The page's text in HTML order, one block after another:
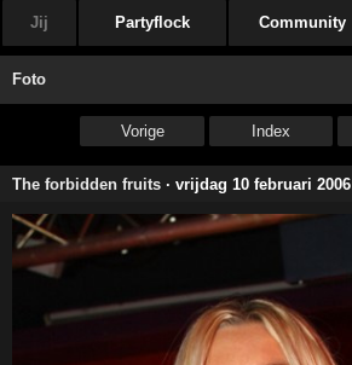
Jij Partyflock Community
Foto
Vorige Index
The forbidden fruits ·vrijdag 10 februari 2006